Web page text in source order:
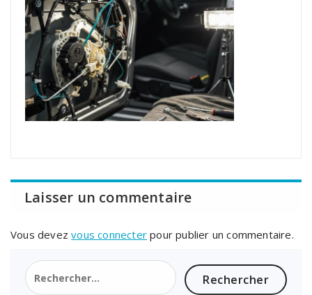
Laisser un commentaire
Vous devezvous connecter pour publier un commentaire.
Rechercher :